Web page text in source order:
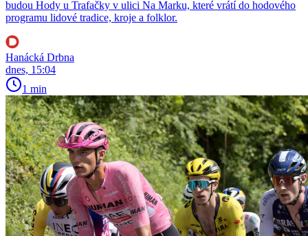
budou Hody u Trafačky v ulici Na Marku, které vrátí do hodového
programu lidové tradice, kroje a folklor.
Hanácká Drbna
dnes, 15:04
1 min